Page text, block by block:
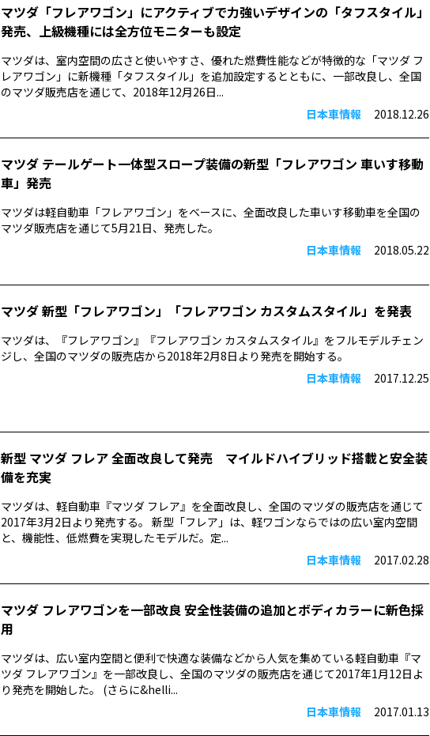
マツダ「フレアワゴン」にアクティブで力強いデザインの「タフスタイル」
発売、上級機種には全方位モニターも設定
マツダは、室内空間の広さと使いやすさ、優れた燃費性能などが特徴的な「マツダ フ
レアワゴン」に新機種「タフスタイル」を追加設定するとともに、一部改良し、全国
のマツダ販売店を通じて、2018年12月26日...
日本車情報
2018.12.26
マツダ テールゲート一体型スロープ装備の新型「フレアワゴン 車いす移動
車」発売
マツダは軽自動車「フレアワゴン」をベースに、全面改良した車いす移動車を全国の
マツダ販売店を通じて5月21日、発売した。
日本車情報
2018.05.22
マツダ 新型「フレアワゴン」「フレアワゴン カスタムスタイル」を発表
マツダは、『フレアワゴン』『フレアワゴン カスタムスタイル』をフルモデルチェン
ジし、全国のマツダの販売店から2018年2月8日より発売を開始する。
日本車情報
2017.12.25
新型 マツダ フレア 全面改良して発売 マイルドハイブリッド搭載と安全装
備を充実
マツダは、軽自動車『マツダ フレア』を全面改良し、全国のマツダの販売店を通じて
2017年3月2日より発売する。 新型「フレア」は、軽ワゴンならではの広い室内空間
と、機能性、低燃費を実現したモデルだ。定...
日本車情報
2017.02.28
マツダ フレアワゴンを一部改良 安全性装備の追加とボディカラーに新色採
用
マツダは、広い室内空間と便利で快適な装備などから人気を集めている軽自動車『マ
ツダ フレアワゴン』を一部改良し、全国のマツダの販売店を通じて2017年1月12日よ
り発売を開始した。 (さらに&helli...
日本車情報
2017.01.13